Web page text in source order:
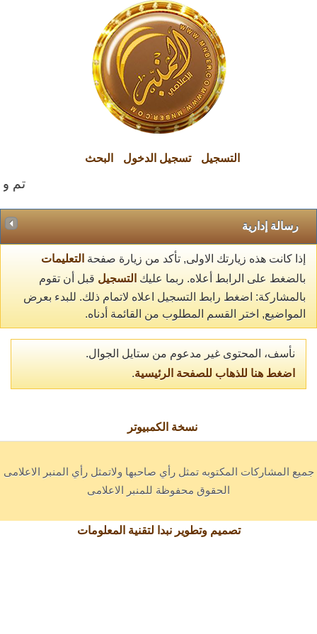
التسجيل تسجيل الدخول البحث
تم
رسالة إدارية
إذا كانت هذه زيارتك الاولى, تأكد من زيارة صفحة التعليمات
بالضغط على الرابط أعلاه. ربما عليك التسجيل قبل أن تقوم
بالمشاركة: اضغط رابط التسجيل اعلاه لاتمام ذلك. للبدء بعرض
المواضيع, اختر القسم المطلوب من القائمة أدناه.
نأسف، المحتوى غير مدعوم من ستايل الجوال.
اضغط هنا للذهاب للصفحة الرئيسية.
نسخة الكمبيوتر
جميع المشاركات المكتوبه تمثل رأي صاحبها ولاتمثل رأي المنبر الاعلامى
الحقوق محفوظة للمنبر الاعلامى
تصميم وتطوير نبدا لتقنية المعلومات